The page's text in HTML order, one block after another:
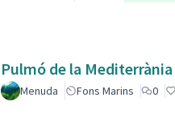
Pulmó de la Mediterrània
Menuda Fons Marins 0